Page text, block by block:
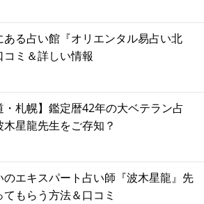
ある占い館『オリエンタル易占い北
コミ＆詳しい情報
・札幌】鑑定暦42年の大ベテラン占
木星龍先生をご存知？
のエキスパート占い師『波木星龍』先
もらう方法＆口コミ